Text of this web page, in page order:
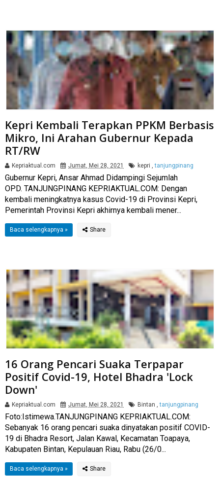
Kepri Kembali Terapkan PPKM Berbasis
Mikro, Ini Arahan Gubernur Kepada
RT/RW
Kepriaktual.com Jumat, Mei 28, 2021 kepri tanjungpinang
Gubernur Kepri, Ansar Ahmad Didampingi Sejumlah
OPD. TANJUNGPINANG KEPRIAKTUAL.COM: Dengan
kembali meningkatnya kasus Covid-19 di Provinsi Kepri,
Pemerintah Provinsi Kepri akhirnya kembali mener...
Baca selengkapnya »
16 Orang Pencari Suaka Terpapar
Positif Covid-19, Hotel Bhadra 'Lock
Down'
Kepriaktual.com Jumat, Mei 28, 2021 Bintan tanjungpinang
Foto:Istimewa.TANJUNGPINANG KEPRIAKTUAL.COM:
Sebanyak 16 orang pencari suaka dinyatakan positif COVID-
19 di Bhadra Resort, Jalan Kawal, Kecamatan Toapaya,
Kabupaten Bintan, Kepulauan Riau, Rabu (26/0...
Baca selengkapnya »